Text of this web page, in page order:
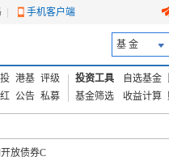
手机客户端
基 金
港基 评级
公告 私募
投资工具 自选基金
基金筛选
收益计算
放债券C